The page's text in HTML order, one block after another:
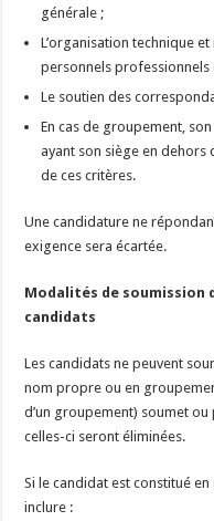
générale ;
L’organisation technique
personnels professionnels
Le soutien des
En cas de groupement,
ayant son siège en dehors
de ces critères.
Une candidature ne
exigence sera écartée.
Modalités de soumission
candidats
Les candidats ne peuvent
nom propre ou en
d’un groupement) soumet
celles-ci seront éliminées.
Si le candidat est constitué
inclure :